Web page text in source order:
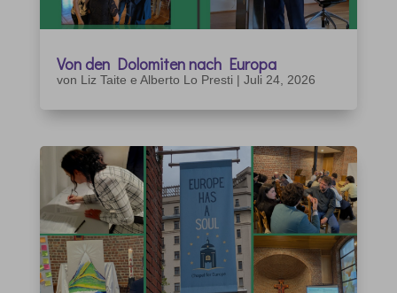
Von den Dolomiten nach Europa
von Liz Taite e Alberto Lo Presti | Juli 24, 2026